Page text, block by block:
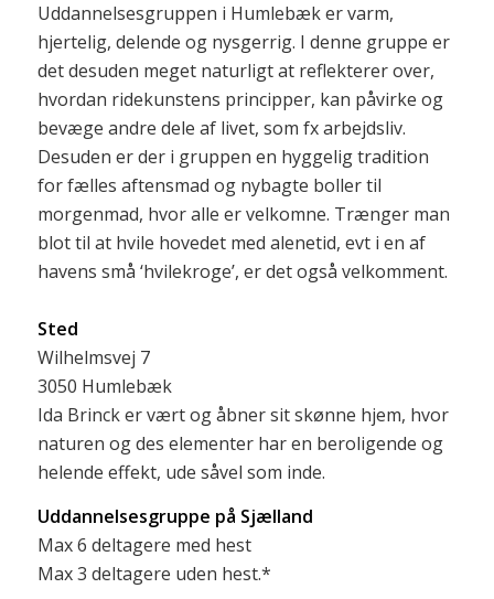
Uddannelsesgruppen i Humlebæk er varm,
hjertelig, delende og nysgerrig. I denne gruppe er
det desuden meget naturligt at reflekterer over,
hvordan ridekunstens principper, kan påvirke og
bevæge andre dele af livet, som fx arbejdsliv.
Desuden er der i gruppen en hyggelig tradition
for fælles aftensmad og nybagte boller til
morgenmad, hvor alle er velkomne. Trænger man
blot til at hvile hovedet med alenetid, evt i en af
havens små ‘hvilekroge’, er det også velkomment.
Sted
Wilhelmsvej 7
3050 Humlebæk
Ida Brinck er vært og åbner sit skønne hjem, hvor
naturen og des elementer har en beroligende og
helende effekt, ude såvel som inde.
Uddannelsesgruppe på Sjælland
Max 6 deltagere med hest
Max 3 deltagere uden hest.*